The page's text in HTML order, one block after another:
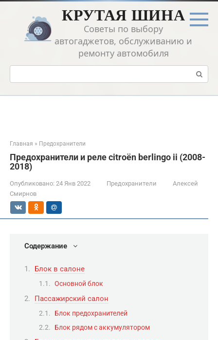
Перейти
контенту
КРУТАЯ ШИНА
Советы по выбору
автогаджетов, обслуживанию и
ремонту автомобиля
Поиск:
Главная » Предохранители
Предохранители и реле citroën berlingo ii (2008-
2018)
Опубликовано: 24 Янв 2022 Предохранители
Алексей
Смирнов
Содержание
Блок в салоне
Основной блок
Пассажирский салон
Блок предохранителей
Блок рядом с аккумулятором